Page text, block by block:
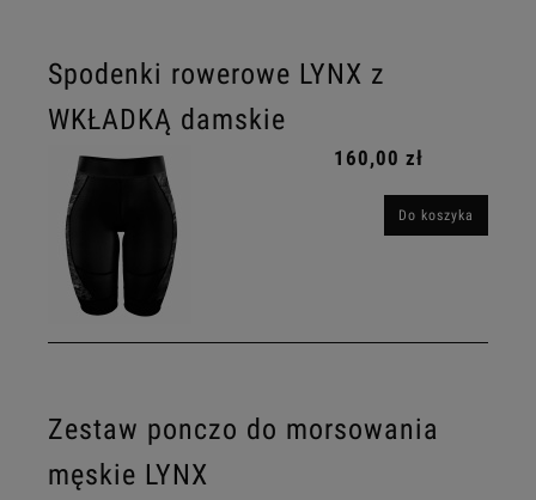
Spodenki rowerowe LYNX z
WKŁADKĄ damskie
160,00 zł
Do koszyka
Zestaw ponczo do morsowania
męskie LYNX